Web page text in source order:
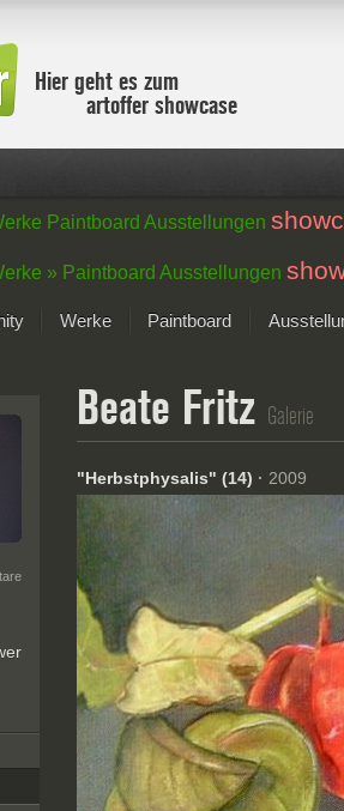
Hier geht es zum
artoffer showcase
Paintboard Ausstellungen
» Paintboard Ausstellungen
Werke
Der letzte Monat im Fokus
Alle Fokus-Werke
Fokus-Werke
Neue Werke – Auswahl
Alle neuen Werke
Paintboard
Beate Fritz Galerie
"Herbstphysalis" (14) · 2009